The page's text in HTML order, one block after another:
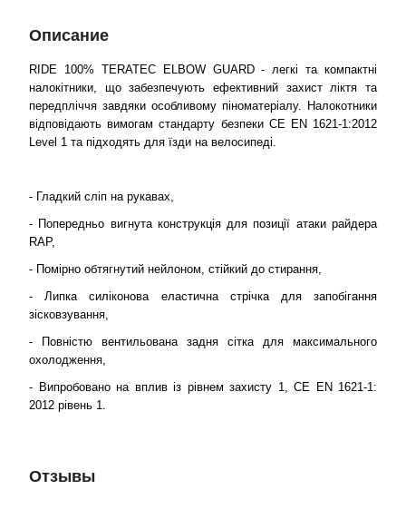
Описание
RIDE 100% TERATEC ELBOW GUARD - легкі та компактні
налокітники, що забезпечують ефективний захист ліктя та
передпліччя завдяки особливому піноматеріалу. Налокотники
відповідають вимогам стандарту безпеки CE EN 1621-1:2012
Level 1 та підходять для їзди на велосипеді.
- Гладкий сліп на рукавах,
- Попередньо вигнута конструкція для позиції атаки райдера
RAP,
- Помірно обтягнутий нейлоном, стійкий до стирання,
- Липка силіконова еластична стрічка для запобігання
зісковзування,
- Повністю вентильована задня сітка для максимального
охолодження,
- Випробовано на вплив із рівнем захисту 1, CE EN 1621-1:
2012 рівень 1.
Отзывы